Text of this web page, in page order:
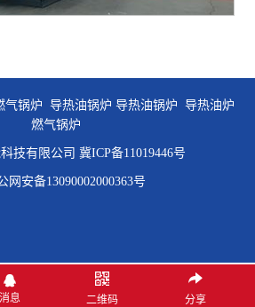
气锅炉 导热油锅炉 导热油锅炉 导热油炉
燃气锅炉
技有限公司 冀ICP备11019446号
网安备13090002000363号
消息 二维码 分享